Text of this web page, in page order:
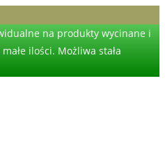
na produkty wycinane i
ilości. Możliwa stała